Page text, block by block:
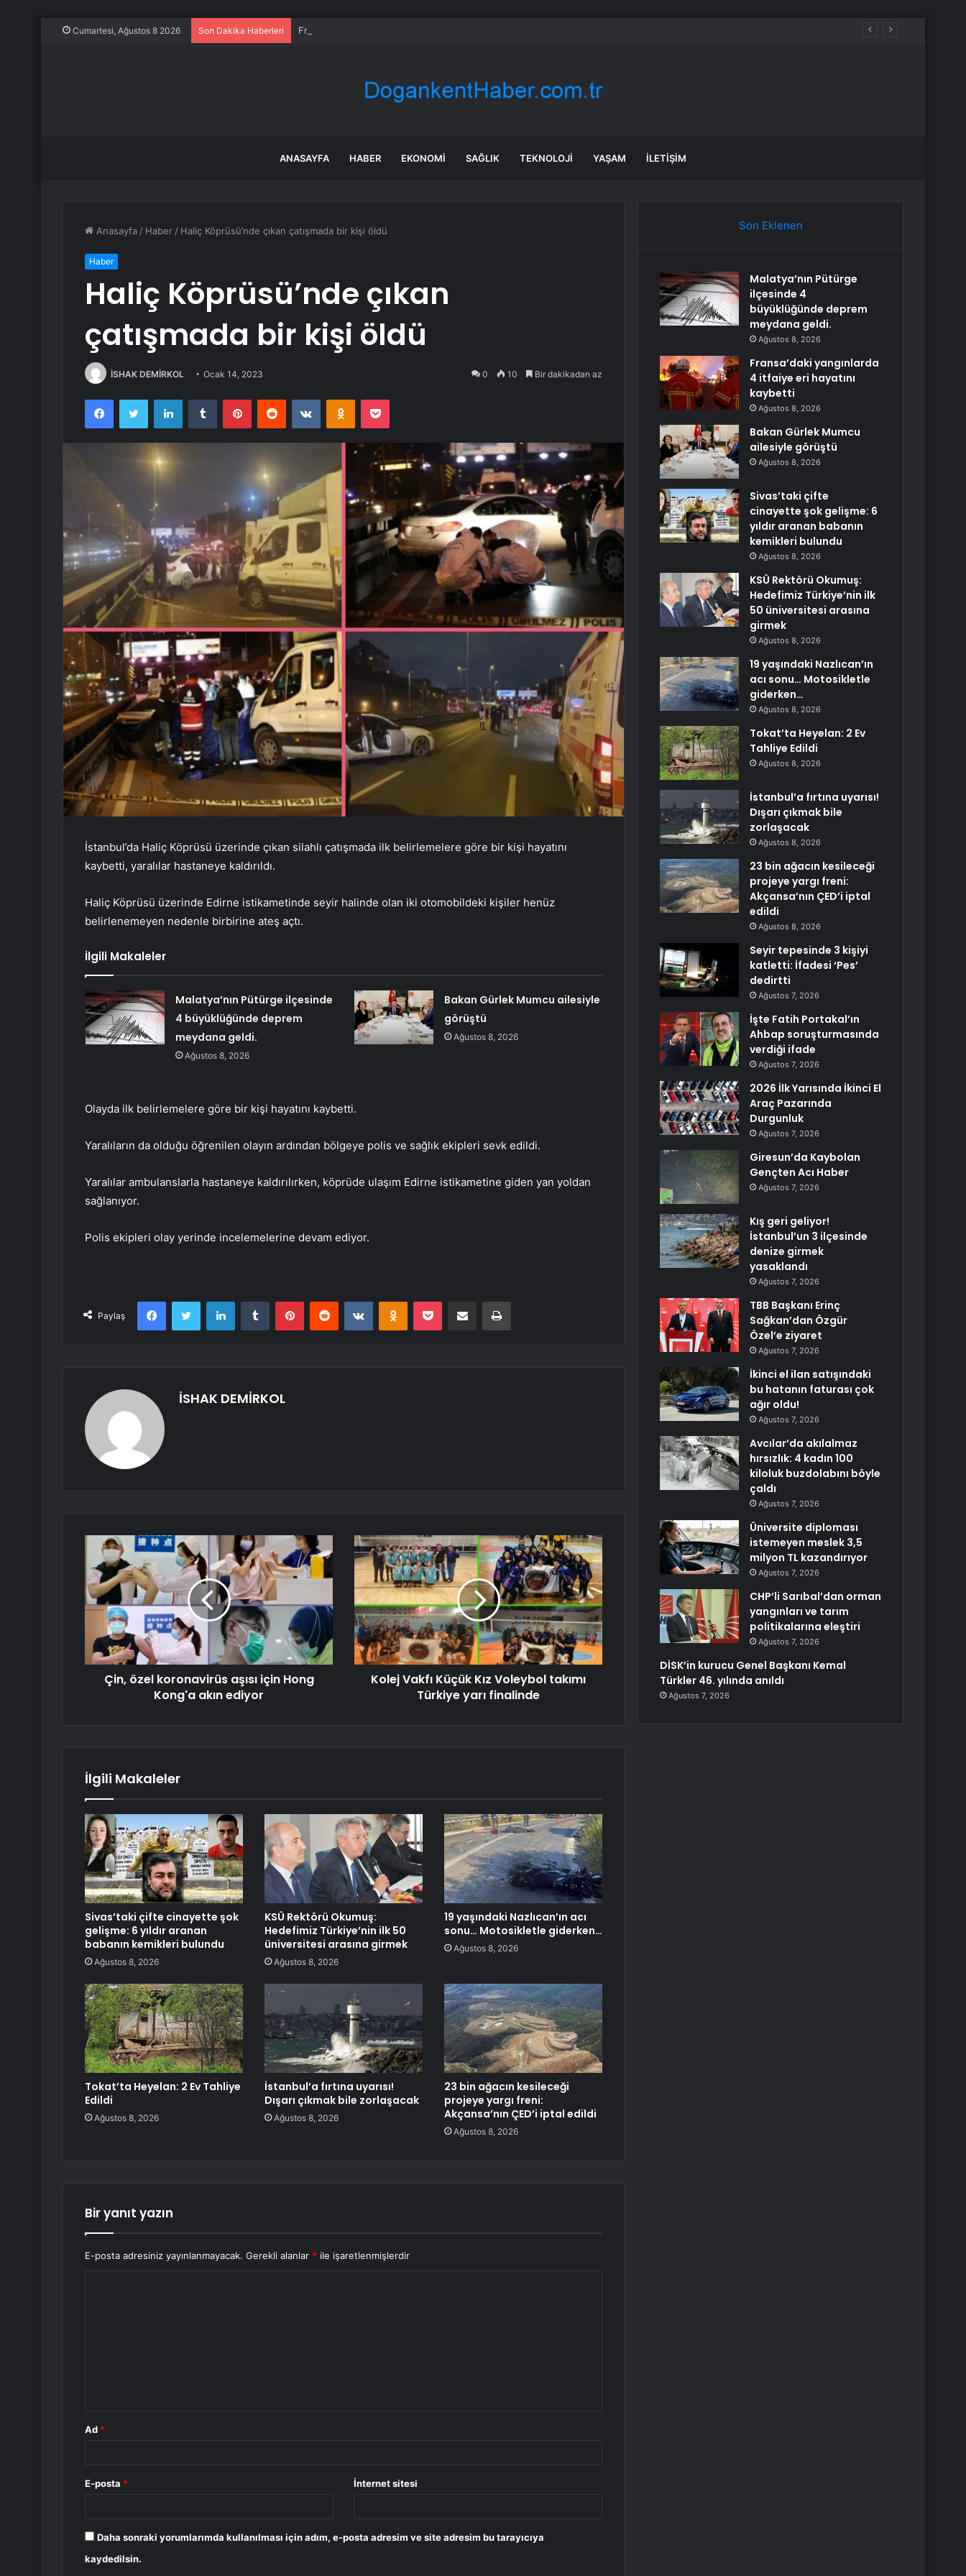
Cumartesi, Ağustos 8 2026 Son Dakika Haberleri Fransa’daki yangınlarda 4 itfaiye eri hayatını kaybetti
ANASAYFA HABER EKONOMI SAĞLIK TEKNOLOJI YAŞAM İLETIŞIM
Anasayfa / Haber / Haliç Köprüsü’nde çıkan çatışmada bir kişi öldü
Haber
Haliç Köprüsü’nde çıkan
çatışmada bir kişi öldü
İSHAK DEMİRKOL Ocak 14, 2023 0 10 Bir dakikadan az
FacebookTwitter LinkedInTumblr PinterestReddit VKontakteOdnoklassniki
Pocket
İstanbul’da Haliç Köprüsü üzerinde çıkan silahlı çatışmada ilk belirlemelere göre bir kişi hayatını
kaybetti, yaralılar hastaneye kaldırıldı.
Haliç Köprüsü üzerinde Edirne istikametinde seyir halinde olan iki otomobildeki kişiler henüz
belirlenemeyen nedenle birbirine ateş açtı.
İlgili Makaleler
Malatya’nın Pütürge ilçesinde
4 büyüklüğünde deprem
meydana geldi.
Ağustos 8, 2026
Bakan Gürlek Mumcu ailesiyle
görüştü
Ağustos 8, 2026
Olayda ilk belirlemelere göre bir kişi hayatını kaybetti.
Yaralıların da olduğu öğrenilen olayın ardından bölgeye polis ve sağlık ekipleri sevk edildi.
Yaralılar ambulanslarla hastaneye kaldırılırken, köprüde ulaşım Edirne istikametine giden yan yoldan
sağlanıyor.
Polis ekipleri olay yerinde incelemelerine devam ediyor.
Paylaş
FacebookTwitter LinkedInTumblr PinterestReddit VKontakteOdnoklassniki
Pocket E-Posta ile paylaş Yazdır
İSHAK DEMİRKOL
Çin, özel koronavirüs aşısı için Hong
Kong'a akın ediyor
Kolej Vakfı Küçük Kız Voleybol takımı
Türkiye yarı finalinde
İlgili Makaleler
Sivas’taki çifte cinayette şok
gelişme: 6 yıldır aranan
babanın kemikleri bulundu
Ağustos 8, 2026
KSÜ Rektörü Okumuş:
Hedefimiz Türkiye’nin ilk 50
üniversitesi arasına girmek
Ağustos 8, 2026
19 yaşındaki Nazlıcan’ın acı
sonu… Motosikletle giderken…
Ağustos 8, 2026
Tokat’ta Heyelan: 2 Ev Tahliye
Edildi
Ağustos 8, 2026
İstanbul’a fırtına uyarısı!
Dışarı çıkmak bile zorlaşacak
Ağustos 8, 2026
23 bin ağacın kesileceği
projeye yargı freni:
Akçansa’nın ÇED’i iptal edildi
Ağustos 8, 2026
Bir yanıt yazın
E-posta adresiniz yayınlanmayacak. Gerekli alanlar * ile işaretlenmişlerdir
Ad *
E-posta * İnternet sitesi
Daha sonraki yorumlarımda kullanılması için adım, e-posta adresim ve site adresim bu tarayıcıya
kaydedilsin.
Son Eklenen
Malatya’nın Pütürge
ilçesinde 4
büyüklüğünde deprem
meydana geldi.
Ağustos 8, 2026
Fransa’daki yangınlarda
4 itfaiye eri hayatını
kaybetti
Ağustos 8, 2026
Bakan Gürlek Mumcu
ailesiyle görüştü
Ağustos 8, 2026
Sivas’taki çifte
cinayette şok gelişme: 6
yıldır aranan babanın
kemikleri bulundu
Ağustos 8, 2026
KSÜ Rektörü Okumuş:
Hedefimiz Türkiye’nin ilk
50 üniversitesi arasına
girmek
Ağustos 8, 2026
19 yaşındaki Nazlıcan’ın
acı sonu… Motosikletle
giderken…
Ağustos 8, 2026
Tokat’ta Heyelan: 2 Ev
Tahliye Edildi
Ağustos 8, 2026
İstanbul’a fırtına uyarısı!
Dışarı çıkmak bile
zorlaşacak
Ağustos 8, 2026
23 bin ağacın kesileceği
projeye yargı freni:
Akçansa’nın ÇED’i iptal
edildi
Ağustos 8, 2026
Seyir tepesinde 3 kişiyi
katletti: İfadesi ‘Pes’
dedirtti
Ağustos 7, 2026
İşte Fatih Portakal’ın
Ahbap soruşturmasında
verdiği ifade
Ağustos 7, 2026
2026 İlk Yarısında İkinci El
Araç Pazarında
Durgunluk
Ağustos 7, 2026
Giresun’da Kaybolan
Gençten Acı Haber
Ağustos 7, 2026
Kış geri geliyor!
İstanbul’un 3 ilçesinde
denize girmek
yasaklandı
Ağustos 7, 2026
TBB Başkanı Erinç
Sağkan’dan Özgür
Özel’e ziyaret
Ağustos 7, 2026
İkinci el ilan satışındaki
bu hatanın faturası çok
ağır oldu!
Ağustos 7, 2026
Avcılar’da akılalmaz
hırsızlık: 4 kadın 100
kiloluk buzdolabını böyle
çaldı
Ağustos 7, 2026
Üniversite diploması
istemeyen meslek 3,5
milyon TL kazandırıyor
Ağustos 7, 2026
CHP’li Sarıbal’dan orman
yangınları ve tarım
politikalarına eleştiri
Ağustos 7, 2026
DİSK’in kurucu Genel Başkanı Kemal
Türkler 46. yılında anıldı
Ağustos 7, 2026